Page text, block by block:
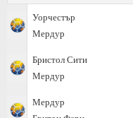
Уорчестър
Мeрдур
Бристол Сити
Мeрдур
Мeрдур